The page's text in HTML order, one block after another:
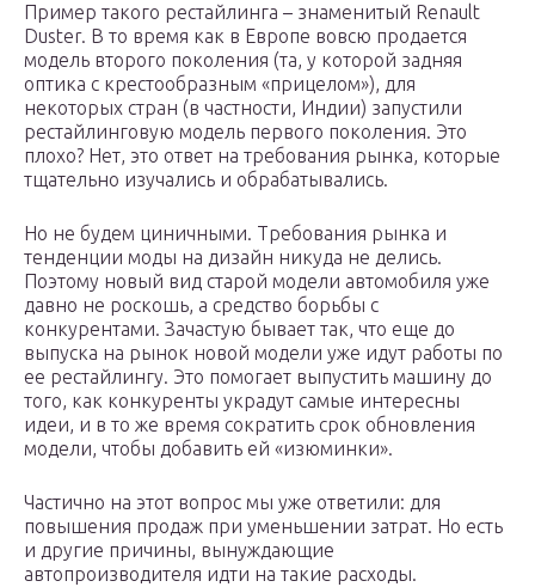
Пример такого рестайлинга – знаменитый Renault
Duster. В то время как в Европе вовсю продается
модель второго поколения (та, у которой задняя
оптика с крестообразным «прицелом»), для
некоторых стран (в частности, Индии) запустили
рестайлинговую модель первого поколения. Это
плохо? Нет, это ответ на требования рынка, которые
тщательно изучались и обрабатывались.
Но не будем циничными. Требования рынка и
тенденции моды на дизайн никуда не делись.
Поэтому новый вид старой модели автомобиля уже
давно не роскошь, а средство борьбы с
конкурентами. Зачастую бывает так, что еще до
выпуска на рынок новой модели уже идут работы по
ее рестайлингу. Это помогает выпустить машину до
того, как конкуренты украдут самые интересны
идеи, и в то же время сократить срок обновления
модели, чтобы добавить ей «изюминки».
Частично на этот вопрос мы уже ответили: для
повышения продаж при уменьшении затрат. Но есть
и другие причины, вынуждающие
автопроизводителя идти на такие расходы.